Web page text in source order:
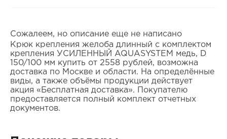
Сожалеем, но описание еще не написано
Крюк крепления желоба длинный с комплектом
крепления УСИЛЕННЫЙ AQUASYSTEM медь, D
150/100 мм купить от 2558 рублей, возможна
доставка по Москве и области. На определённые
виды, а также объёмы продукции действует
акция «Бесплатная доставка». Покупателю
предоставляется полный комплект отчетных
документов.